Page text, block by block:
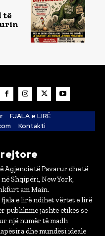
të
FJALA e LIRË
Kontakti
Agjencie të Pavarur dhe të
Shqipëri, New York,
am Main.
e lirë ndihet vërtet e lirë
publikime jashtë etikës së
një numër të madh
dhe mundësi ideale